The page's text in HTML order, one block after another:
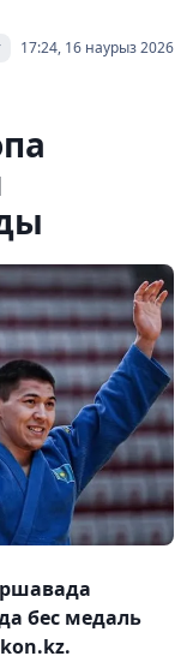
17:24, 16 наурыз 2026
бес медаль